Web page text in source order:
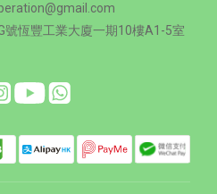
號恆豐工業大廈一期10樓A1-5室